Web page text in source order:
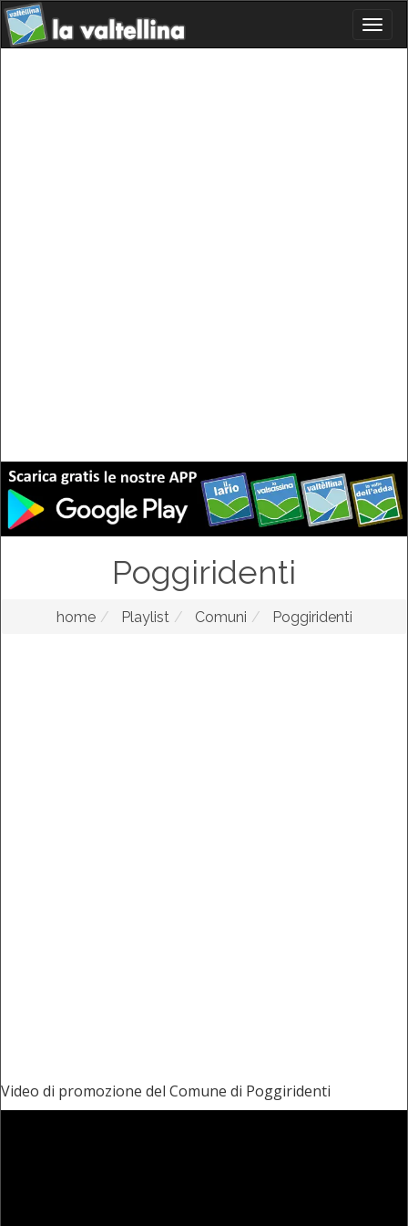
Poggiridenti
home Playlist Comuni Poggiridenti
Video di promozione del Comune di Poggiridenti